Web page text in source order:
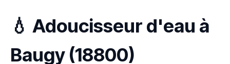
💧 Adoucisseur d'eau à
Baugy (18800)